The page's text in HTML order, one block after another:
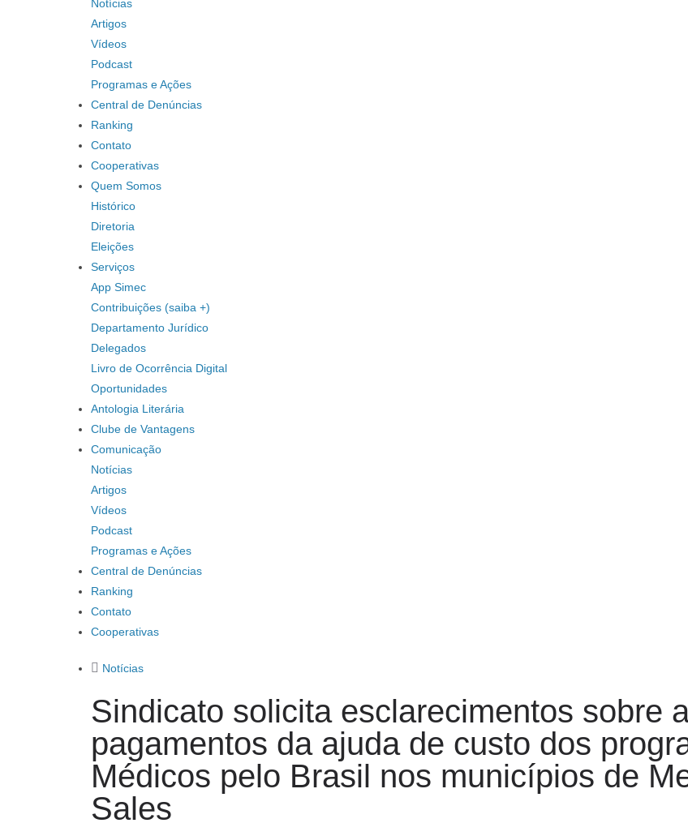
Notícias
Artigos
Vídeos
Podcast
Programas e Ações
Central de Denúncias
Ranking
Contato
Cooperativas
Quem Somos
Histórico
Diretoria
Eleições
Serviços
App Simec
Contribuições (saiba +)
Departamento Jurídico
Delegados
Livro de Ocorrência Digital
Oportunidades
Antologia Literária
Clube de Vantagens
Comunicação
Notícias
Artigos
Vídeos
Podcast
Programas e Ações
Central de Denúncias
Ranking
Contato
Cooperativas
Notícias
Sindicato solicita esclarecimentos sobre
pagamentos da ajuda de custo dos
Médicos pelo Brasil nos municípios de
Sales